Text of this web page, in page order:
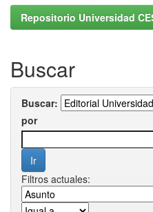
Repositorio Universidad
Buscar
Buscar:
por
Filtros actuales: